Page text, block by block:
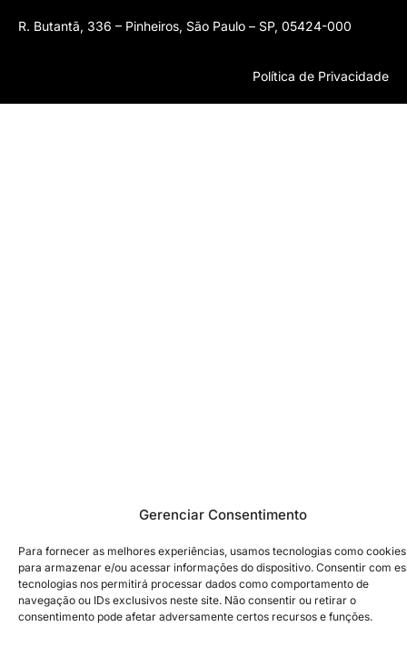
Gerenciar Consentimento
Para fornecer as melhores experiências, usamos tecnologias como cookies
para armazenar e/ou acessar informações do dispositivo. Consentir com
tecnologias nos permitirá processar dados como comportamento de
navegação ou IDs exclusivos neste site. Não consentir ou retirar o
consentimento pode afetar adversamente certos recursos e funções.
R. Butantã, 336 – Pinheiros, São Paulo – SP, 05424-000
Política de Privacidade